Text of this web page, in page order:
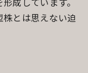
成しています。
とは思えない迫